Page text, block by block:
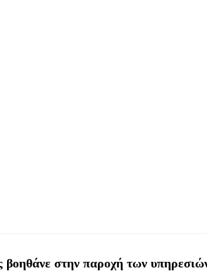
βοηθάνε στην παροχή των